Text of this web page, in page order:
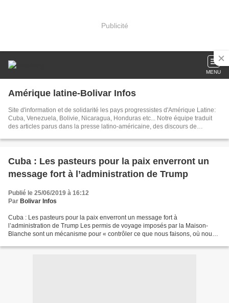
Publicité
MENU
Amérique latine-Bolivar Infos
Site d'information et de solidarité les pays progressistes d'Amérique Latine:
Cuba, Venezuela, Bolivie, Nicaragua, Honduras etc... Notre équipe traduit
des articles parus dans la presse latino-américaine, des discours de
latine. Dans nos articles publiés chaque jour, nous tâchons d'être toujours au
Cuba : Les pasteurs pour la paix enverront un
message fort à l’administration de Trump
Publié le 25/06/2019 à 16:12
Par Bolivar Infos
Cuba : Les pasteurs pour la paix enverront un message fort à
l’administration de Trump Les permis de voyage imposés par la Maison-
Blanche sont un mécanisme pour « contrôler ce que nous faisons, où nous